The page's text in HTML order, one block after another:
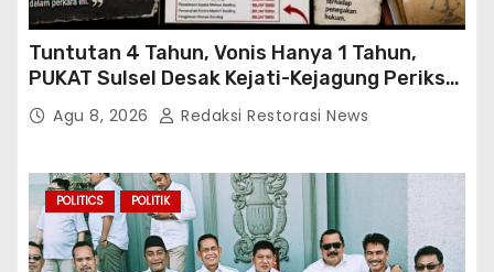
Tuntutan 4 Tahun, Vonis Hanya 1 Tahun,
PUKAT Sulsel Desak Kejati-Kejagung Periksa
JPU Murbei Wajo
Agu 8, 2026 Redaksi Restorasi News
POLITICS POLITIK